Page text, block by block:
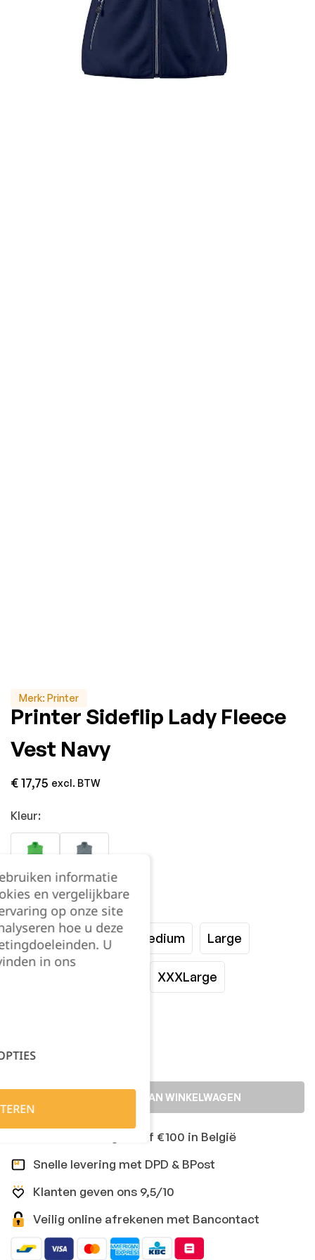
Merk: Printer
Printer Sideflip Lady Fleece
Vest Navy
€17,75 excl. BTW
Kleur:
Maat:
XSmall Small Medium Large
XXXLarge
TOEVOEGEN AAN WINKELWAGEN
Gratis levering vanaf €100 in België
Snelle levering met DPD & BPost
Klanten geven ons 9,5/10
Veilig online afrekenen met Bancontact
informatie
en vergelijkbare
op onze site
hoe u deze
U
in ons